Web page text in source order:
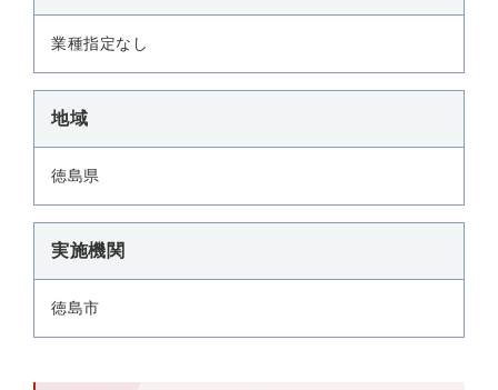
業種指定なし
地域
徳島県
実施機関
徳島市